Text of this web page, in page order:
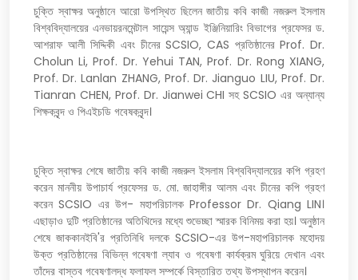
চুক্তি স্বাক্ষর অনুষ্ঠানে আরো উপস্থিত ছিলেন জাতীয় কবি কাজী নজরুল ইসলাম
বিশ্ববিদ্যালয়ের এনভায়রনমেন্টাল সায়েন্স অ্যান্ড ইঞ্জিনিয়ারিং বিভাগের প্রফেসর ড.
আশরাফ আলী সিদ্দিকী এবং চীনের SCSIO, CAS প্রতিষ্ঠানের Prof. Dr.
Cholun Li, Prof. Dr. Yehui TAN, Prof. Dr. Rong XIANG,
Prof. Dr. Lanlan ZHANG, Prof. Dr. Jianguo LIU, Prof. Dr.
Tianran CHEN, Prof. Dr. Jianwei CHI সহ SCSIO এর অন্যান্য
শিক্ষকবৃন্দ ও পিএইচডি গবেষকবৃন্দ।
চুক্তি স্বাক্ষর শেষে জাতীয় কবি কাজী নজরুল ইসলাম বিশ্ববিদ্যালয়ের কপি গ্রহণ
করেন মাননীয় উপাচার্য প্রফেসর ড. মো. জাহাঙ্গীর আলম এবং চীনের কপি গ্রহণ
করেন SCSIO এর উপ- মহাপরিচালক Professor Dr. Qiang LIN।
এছাড়াও দুটি প্রতিষ্ঠানের অতিথিদের মধ্যে শুভেচ্ছা স্মারক বিনিময় করা হয়। অনুষ্ঠান
শেষে জাককানইবি'র প্রতিনিধি দলকে SCSIO-এর উপ-মহাপরিচালক মহোদয়
উক্ত প্রতিষ্ঠানের বিভিন্ন গবেষণা ল্যাব ও গবেষণা কার্যক্রম ঘুরিয়ে দেখান এবং
তাঁদের বাস্তব গবেষণালদ্ধ ফলাফল সম্পর্কে বিস্তারিত তথ্য উপস্থাপন করেন।